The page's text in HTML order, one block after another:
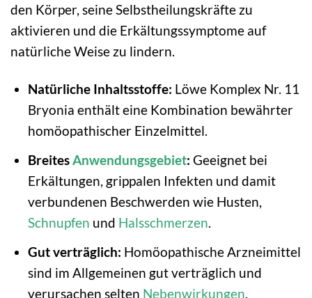
den Körper, seine Selbstheilungskräfte zu
aktivieren und die Erkältungssymptome auf
natürliche Weise zu lindern.
Natürliche Inhaltsstoffe: Löwe Komplex Nr. 11
Bryonia enthält eine Kombination bewährter
homöopathischer Einzelmittel.
BreitesAnwendungsgebiet: Geeignet bei
Erkältungen, grippalen Infekten und damit
verbundenen Beschwerden wie Husten,
Schnupfen und Halsschmerzen.
Gut verträglich: Homöopathische Arzneimittel
sind im Allgemeinen gut verträglich und
verursachen selten Nebenwirkungen